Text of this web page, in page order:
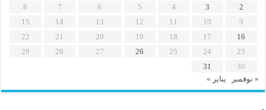
2
3
4
5
6
7
8
9
10
11
12
13
14
15
16
17
18
19
20
21
22
23
24
25
26
27
28
29
30
31
« نوفمبر
يناير »